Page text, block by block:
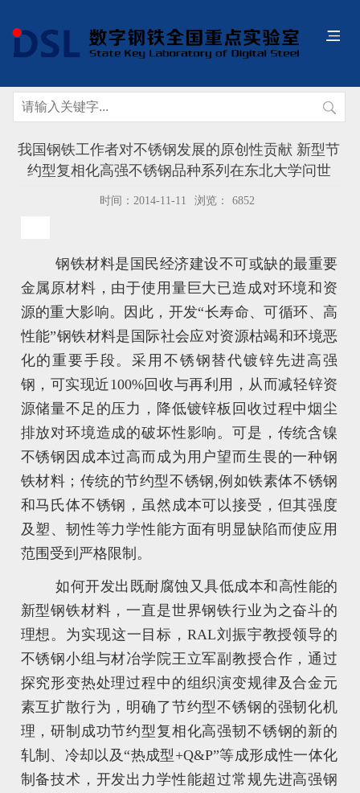
我国钢铁工作者对不锈钢发展的原创性贡献 新型节
约型复相化高强不锈钢品种系列在东北大学问世
时间：2014-11-11 浏览： 6852
钢铁材料是国民经济建设不可或缺的最重要
金属原材料，由于使用量巨大已造成对环境和资
源的重大影响。因此，开发“长寿命、可循环、高
性能”钢铁材料是国际社会应对资源枯竭和环境恶
化的重要手段。采用不锈钢替代镀锌先进高强
钢，可实现近100%回收与再利用，从而减轻锌资
源储量不足的压力，降低镀锌板回收过程中烟尘
排放对环境造成的破坏性影响。可是，传统含镍
不锈钢因成本过高而成为用户望而生畏的一种钢
铁材料；传统的节约型不锈钢,例如铁素体不锈钢
和马氏体不锈钢，虽然成本可以接受，但其强度
及塑、韧性等力学性能方面有明显缺陷而使应用
范围受到严格限制。
如何开发出既耐腐蚀又具低成本和高性能的
新型钢铁材料，一直是世界钢铁行业为之奋斗的
理想。为实现这一目标，RAL刘振宇教授领导的
不锈钢小组与材冶学院王立军副教授合作，通过
探究形变热处理过程中的组织演变规律及合金元
素互扩散行为，明确了节约型不锈钢的强韧化机
理，研制成功节约型复相化高强韧不锈钢的新的
轧制、冷却以及“热成型+Q&P”等成形成性一体化
制备技术，开发出力学性能超过常规先进高强钢